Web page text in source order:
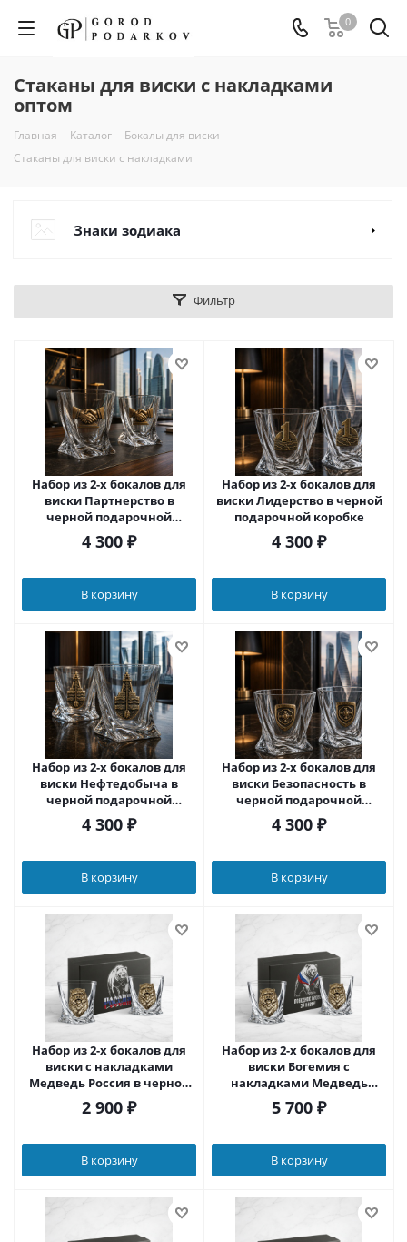
0
Стаканы для виски с накладками
оптом
Главная - Каталог - Бокалы для виски -
Стаканы для виски с накладками
Знаки зодиака
Фильтр
Набор из 2-х бокалов для
виски Партнерство в
черной подарочной
коробке
4 300 ₽
В корзину
Набор из 2-х бокалов для
виски Лидерство в черной
подарочной коробке
4 300 ₽
В корзину
Набор из 2-х бокалов для
виски Нефтедобыча в
черной подарочной
коробке
4 300 ₽
В корзину
Набор из 2-х бокалов для
виски Безопасность в
черной подарочной
коробке
4 300 ₽
В корзину
Набор из 2-х бокалов для
виски с накладками
Медведь Россия в черной
коробке с печатью Герб
Победное слово за нами
2 900 ₽
В корзину
Набор из 2-х бокалов для
виски Богемия с
накладками Медведь
Россия в черной
подарочной коробке с
нами
5 700 ₽
В корзину